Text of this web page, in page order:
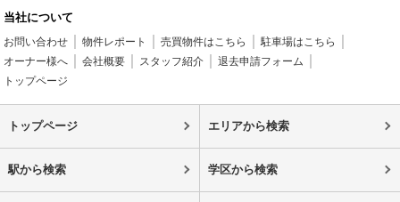
当社について
お問い合わせ 物件レポート 売買物件はこちら
駐車場はこちら
オーナー様へ
会社概要 スタッフ紹介
退去申請フォーム
トップページ
トップページ エリアから検索
駅から検索 学区から検索